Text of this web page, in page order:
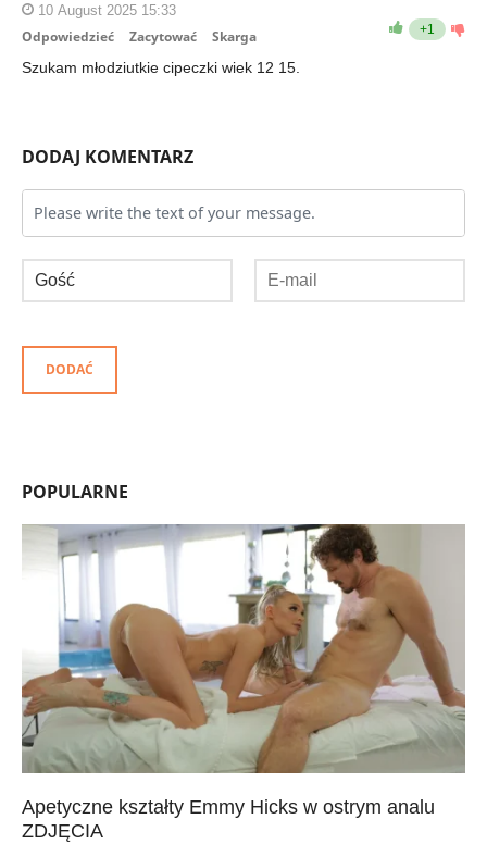
10 August 2025 15:33
+1
Odpowiedzieć Zacytować Skarga
Szukam młodziutkie cipeczki wiek 12 15.
DODAJ KOMENTARZ
DODAĆ
POPULARNE
Apetyczne kształty Emmy Hicks w ostrym analu
ZDJĘCIA